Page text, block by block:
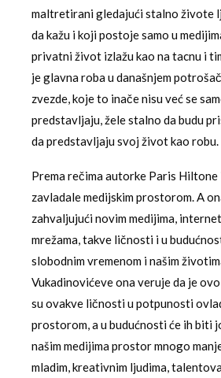
maltretirani gledajući stalno živote
da kažu i koji postoje samo u
privatni život izlažu kao na tacnu i
je glavna roba u današnjem
zvezde, koje to inače nisu već se
predstavljaju, žele stalno da budu
da predstavljaju svoj život kao robu.
Prema rečima autorke Paris Hiltone
zavladale medijskim prostorom. A
zahvaljujući novim medijima,
mrežama, takve ličnosti i u
slobodnim vremenom i našim
Vukadinovićeve ona veruje da je
su ovakve ličnosti u potpunosti
prostorom, a u budućnosti će ih biti
našim medijima prostor mnogo
mladim, kreativnim ljudima,